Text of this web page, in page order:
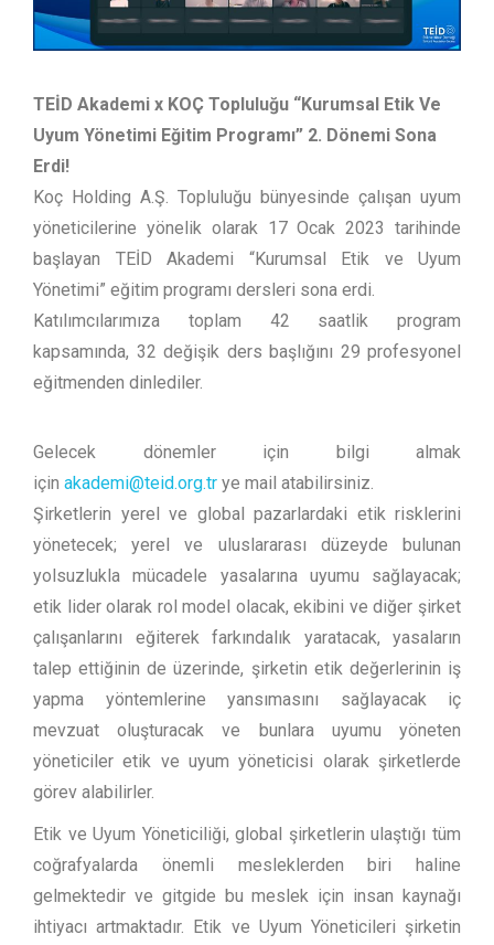
TEİD Akademi x KOÇ Topluluğu “Kurumsal Etik Ve
Uyum Yönetimi Eğitim Programı” 2. Dönemi Sona
Erdi!
Koç Holding A.Ş. Topluluğu bünyesinde çalışan uyum
yöneticilerine yönelik olarak 17 Ocak 2023 tarihinde
başlayan TEİD Akademi “Kurumsal Etik ve Uyum
Yönetimi” eğitim programı dersleri sona erdi.
Katılımcılarımıza toplam 42 saatlik program
kapsamında, 32 değişik ders başlığını 29 profesyonel
eğitmenden dinlediler.
Gelecek dönemler için bilgi almak
için akademi@teid.org.tr ye mail atabilirsiniz.
Şirketlerin yerel ve global pazarlardaki etik risklerini
yönetecek; yerel ve uluslararası düzeyde bulunan
yolsuzlukla mücadele yasalarına uyumu sağlayacak;
etik lider olarak rol model olacak, ekibini ve diğer şirket
çalışanlarını eğiterek farkındalık yaratacak, yasaların
talep ettiğinin de üzerinde, şirketin etik değerlerinin iş
yapma yöntemlerine yansımasını sağlayacak iç
mevzuat oluşturacak ve bunlara uyumu yöneten
yöneticiler etik ve uyum yöneticisi olarak şirketlerde
görev alabilirler.
Etik ve Uyum Yöneticiliği, global şirketlerin ulaştığı tüm
coğrafyalarda önemli mesleklerden biri haline
gelmektedir ve gitgide bu meslek için insan kaynağı
ihtiyacı artmaktadır. Etik ve Uyum Yöneticileri şirketin